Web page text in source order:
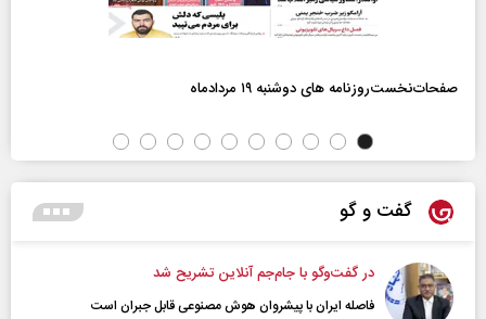
صفحات‌نخست‌روزنامه ها‌ی دوشنبه ۱۹ مردادماه
گفت و گو
در گفت‌و‌گو با جام‌جم آنلاین تشریح شد
فاصله ایران با پیشرو‌ان هوش مصنوعی قابل جبران است